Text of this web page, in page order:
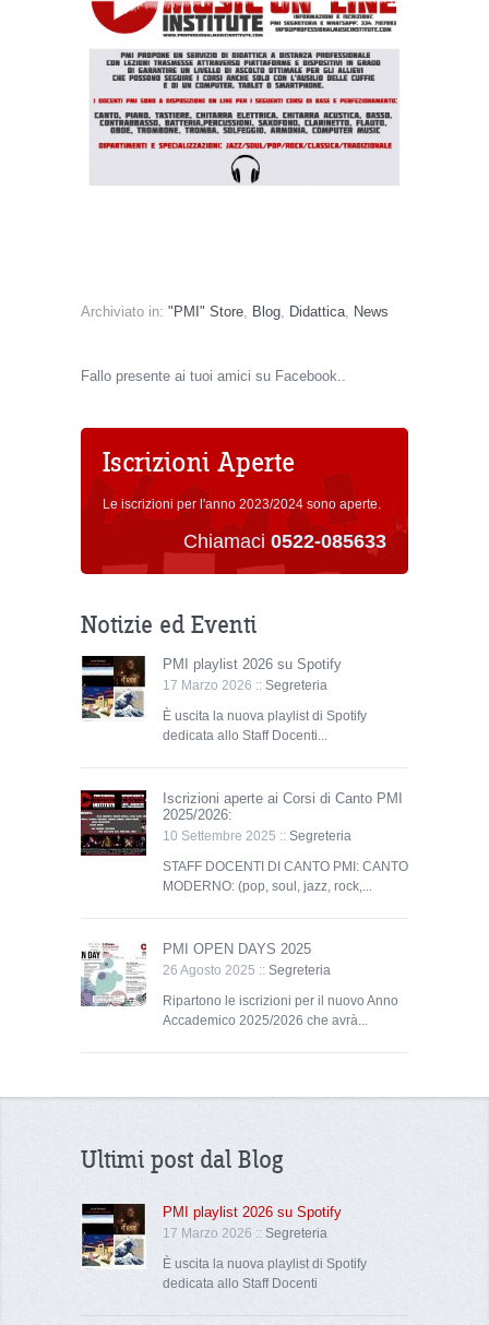
Archiviato in: "PMI" Store Blog Didattica News
Fallo presente ai tuoi amici su Facebook..
Iscrizioni Aperte
Le iscrizioni per l'anno 2023/2024 sono aperte.
Chiamaci 0522-085633
Notizie ed Eventi
PMI playlist 2026 su Spotify
17 Marzo 2026 :: Segreteria
È uscita la nuova playlist di Spotify
dedicata allo Staff Docenti...
Iscrizioni aperte ai Corsi di Canto PMI
2025/2026:
10 Settembre 2025 :: Segreteria
STAFF DOCENTI DI CANTO PMI: CANTO
MODERNO: (pop, soul, jazz, rock,...
PMI OPEN DAYS 2025
26 Agosto 2025 :: Segreteria
Ripartono le iscrizioni per il nuovo Anno
Accademico 2025/2026 che avrà...
Ultimi post dal Blog
PMI playlist 2026 su Spotify
17 Marzo 2026 :: Segreteria
È uscita la nuova playlist di Spotify
dedicata allo Staff Docenti